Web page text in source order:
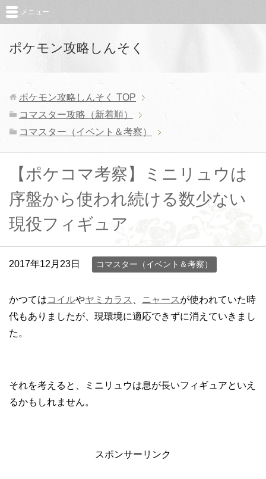
ポケモン攻略しんそく
メニュー
ポケモン攻略しんそく TOP
コマスター攻略（新着順）
コマスター（イベント＆考察）
【ポケコマ考察】ミニリュウは
序盤から使われ続ける数少ない
現役フィギュア
2017年12月23日 コマスター（イベント＆考察）
かつてはコイルやヤミカラス ニャース が使われていた時
代もありましたが、現環境に適応できずに消えていきまし
た。
それを考えると、ミニリュウは息が長いフィギュアといえ
るかもしれません。
スポンサーリンク